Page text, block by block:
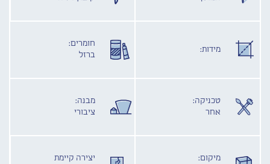
מידות:
חומרים:
ברזל
טכניקה:
אחר
מבנה:
ציבורי
מיקום:
יצירה קיימת